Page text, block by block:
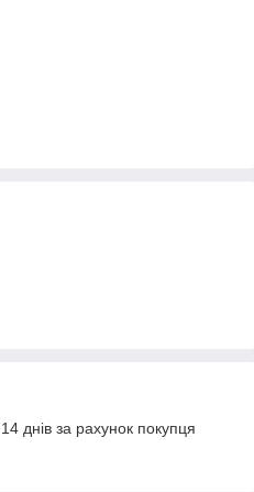
днів за рахунок покупця